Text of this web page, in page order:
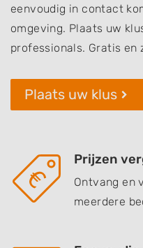
eenvoudig in contact
omgeving. Plaats uw
professionals. Gratis en
Plaats uw klus
Prijzen
Ontvang en
meerdere